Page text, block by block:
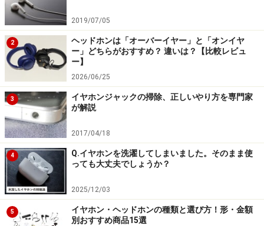
2019/07/05
2
ヘッドホンは「オーバーイヤー」と「オンイヤ
ー」どちらがおすすめ？ 違いは？【比較レビュ
ー】
2026/06/25
3
イヤホンジャックの掃除、正しいやり方を専門家
が解説
2017/04/18
4
Q.イヤホンを洗濯してしまいました。そのまま使
っても大丈夫でしょうか？
2025/12/03
5
イヤホン・ヘッドホンの種類と選び方！形・金額
別おすすめ商品15選